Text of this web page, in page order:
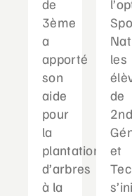
de
3ème
a
apporté
son
aide
pour
la
plantation
d’arbres
à la
les
de
et